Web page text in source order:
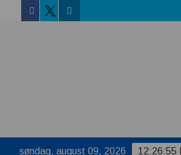
Facebook
TwitterLinkedin
12:26:55
søndag, august 09, 2026